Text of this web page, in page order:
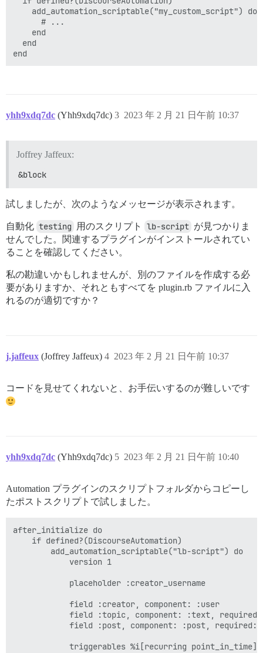
    add_automation_scriptable("my_custom_script") do
      # ...
    end
  end
yhh9xdq7dc (Yhh9xdq7dc) 2023 年 2 月 21 日午前 10:37
3
Joffrey Jaffeux:
&block
試しましたが、次のようなメッセージが表示されます。
自動化 testing 用のスクリプト lb-script が見つかりま
せんでした。関連するプラグインがインストールされてい
ることを確認してください。
私の勘違いかもしれませんが、別のファイルを作成する必
要がありますか、それともすべてを plugin.rb ファイルに入
れるのが適切ですか？
j.jaffeux (Joffrey Jaffeux) 2023 年 2 月 21 日午前 10:37
4
コードを見せてくれないと、お手伝いするのが難しいです
yhh9xdq7dc (Yhh9xdq7dc) 2023 年 2 月 21 日午前 10:40
5
Automation プラグインのスクリプトフォルダからコピーし
たポストスクリプトで試しました。
after_initialize do
    if defined?(DiscourseAutomation)
        add_automation_scriptable("lb-script") do
            version 1
            placeholder :creator_username
            field :creator, component: :user
field :topic, component: :text,
field :post, component: :post, required:
            triggerables %i[recurring point_in_time]